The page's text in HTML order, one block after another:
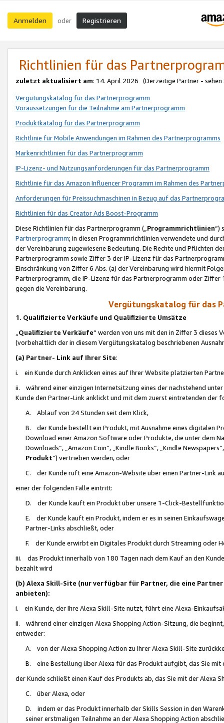
Anmelden oder Registrieren
Richtlinien für das
zuletzt aktualisiert am: 14. April 2026 (Derzeitige Partner - sehen
Vergütungskatalog für das Partnerprogramm
Voraussetzungen für die Teilnahme am Partnerprogramm
Produktkatalog für das Partnerprogramm
Richtlinie für Mobile Anwendungen im Rahmen des Partnerprogramms
Markenrichtlinien für das Partnerprogramm
IP-Lizenz- und Nutzungsanforderungen für das Partnerprogramm
Richtlinie für das Amazon Influencer Programm im Rahmen des
Anforderungen für Preissuchmaschinen in Bezug auf das
Richtlinien für das Creator Ads Boost-Programm
Diese Richtlinien für das Partnerprogramm („Programmrichtlinien“)
Partnerprogramm; in diesen Programmrichtlinien verwendete und
der Vereinbarung zugewiesene Bedeutung. Die Rechte und Pflichten
Partnerprogramm sowie Ziffer 3 der IP-Lizenz für das
Einschränkung von Ziffer 6 Abs. (a) der Vereinbarung wird hiermit
Partnerprogramm, die IP-Lizenz für das Partnerprogramm oder
gegen die Vereinbarung.
Vergütungskatalog für das
1. Qualifizierte Verkäufe und Qualifizierte Umsätze
Qualifizierte Verkäufe“ werden von uns mit den in Ziffer 3
(vorbehaltlich der in diesem Vergütungskatalog beschriebenen
(a) Partner- Link auf Ihrer Site:
i. ein Kunde durch Anklicken eines auf Ihrer Website platzierten
ii. während einer einzigen Internetsitzung eines der nachstehend
Kunde den Partner-Link anklickt und mit dem zuerst eintretenden der
A. Ablauf von 24 Stunden seit dem Klick,
B. der Kunde bestellt ein Produkt, mit Ausnahme eines digitalen
Download einer Amazon Software oder Produkte, die unter dem
Downloads“, „Amazon Coin“, „Kindle Books“, „Kindle
Produkt“) vertrieben werden, oder
C. der Kunde ruft eine Amazon-Website über einen Partner-Link
einer der folgenden Fälle eintritt:
D. der Kunde kauft ein Produkt über unsere 1-Click-
E. der Kunde kauft ein Produkt, indem er es in seinen
Partner-Links abschließt, oder
F. der Kunde erwirbt ein Digitales Produkt durch Streaming oder
iii. das Produkt innerhalb von 180 Tagen nach dem Kauf an den
bezahlt wird
(b) Alexa Skill-Site (nur verfügbar für Partner, die eine
anbieten):
i. ein Kunde, der Ihre Alexa Skill-Site nutzt, führt eine Alexa-
ii. während einer einzigen Alexa Shopping Action-Sitzung, die
entweder:
A. von der Alexa Shopping Action zu Ihrer Alexa Skill-Site
B. eine Bestellung über Alexa für das Produkt aufgibt, das Sie mit
der Kunde schließt einen Kauf des Produkts ab, das Sie mit der Alexa
C. über Alexa, oder
D. indem er das Produkt innerhalb der Skills Session in den
seiner erstmaligen Teilnahme an der Alexa Shopping Action